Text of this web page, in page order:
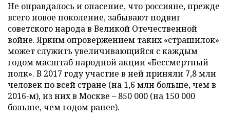
Не оправдалось и опасение, что россияне, прежде
всего новое поколение, забывают подвиг
советского народа в Великой Отечественной
войне. Ярким опровержением таких «страшилок»
может служить увеличивающийся с каждым
годом масштаб народной акции «Бессмертный
полк». В 2017 году участие в ней приняли 7,8 млн
человек по всей стране (на 1,6 млн больше, чем в
2016-м), из них в Москве – 850 000 (на 150 000
больше, чем годом ранее).